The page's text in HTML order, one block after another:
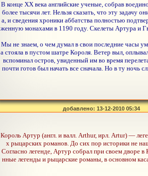
В конце ХХ века английские ученые, собрав
более тысячи лет. Нельзя сказать, что эту
а, и сведения хроники аббатства полностью
женную монахами в 1190 году. Скелеты Артура и
Мы не знаем, о чем думал в свои последние часы
а стояла в пустом шатре Короля. Ветер выл,
вспоминал остров, увиденный им во время
почти готов был начать все сначала. Но в ту
добавлено: 13-12-2010 05:34
Король Артур (англ. и валл. Arthur, ирл. Artur) —
х рыцарских романов. До сих пор историки не
Согласно легенде, Артур собрал при своем дворе
нные легенды и рыцарские романы, в основном